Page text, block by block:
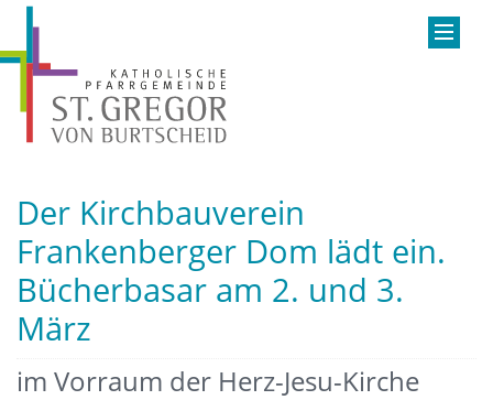
Der Kirchbauverein
Frankenberger Dom lädt ein.
Bücherbasar am 2. und 3.
März
im Vorraum der Herz-Jesu-Kirche